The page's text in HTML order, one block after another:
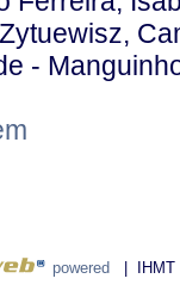
-
powered | IHMT -